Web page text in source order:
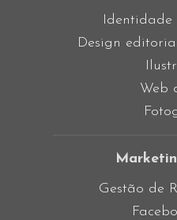
Identidade
Design
Web
Gestão de